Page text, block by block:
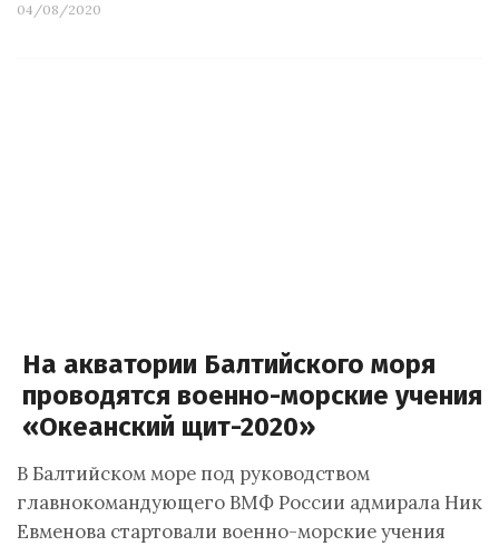
04/08/2020
На акватории Балтийского моря
проводятся военно-морские учения
«Океанский щит-2020»
В Балтийском море под руководством
главнокомандующего ВМФ России адмирала
Евменова стартовали военно-морские учения